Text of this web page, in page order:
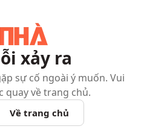
xảy ra
sự cố ngoài ý muốn. Vui
quay về trang chủ.
Về trang chủ